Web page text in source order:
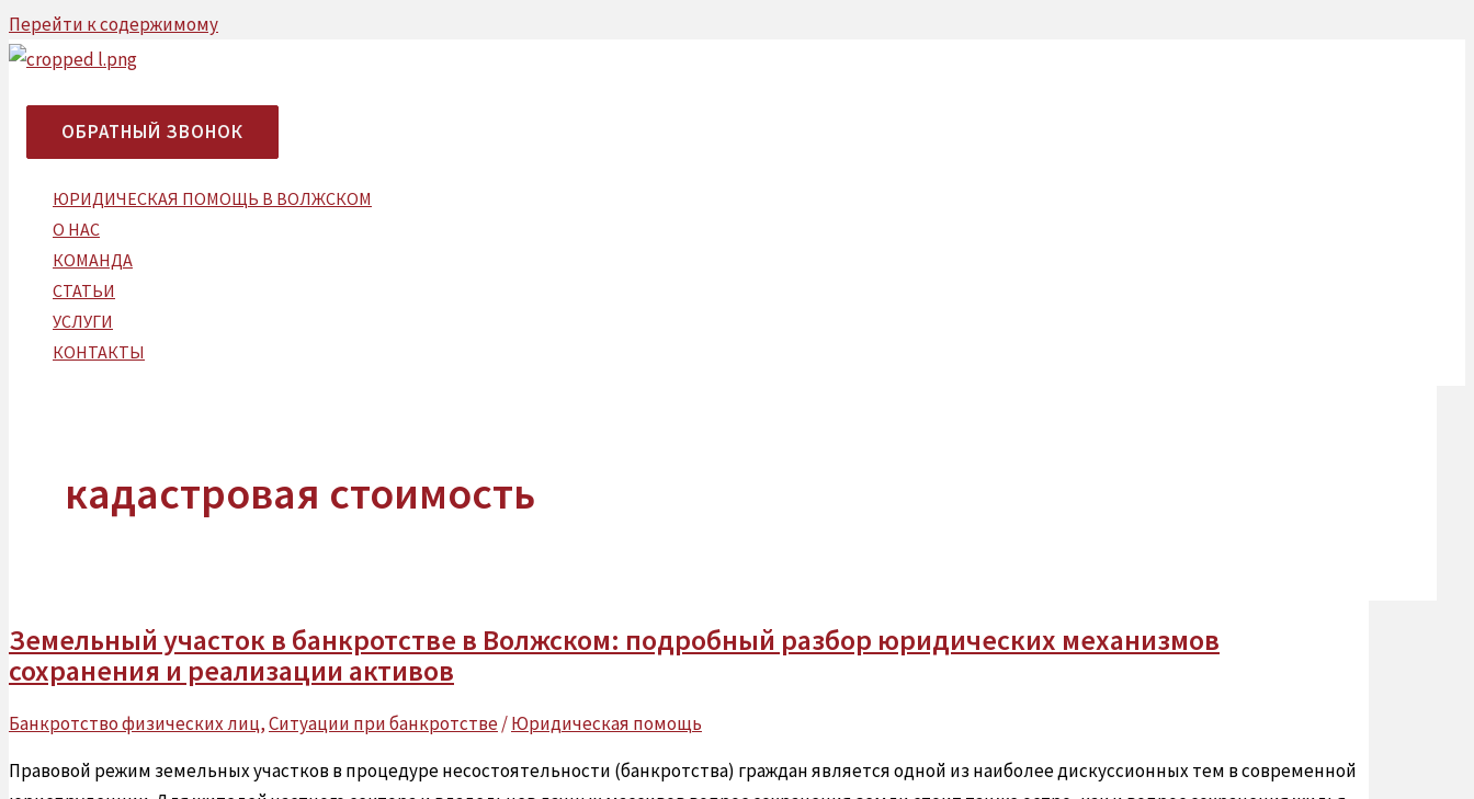
Перейти к содержимому
ОБРАТНЫЙ ЗВОНОК
ЮРИДИЧЕСКАЯ ПОМОЩЬ В ВОЛЖСКОМ​
О НАС
КОМАНДА
СТАТЬИ
УCЛУГИ
КОНТАКТЫ
кадастровая стоимость
Земельный участок в банкротстве в Волжском: подробный разбор юридических механизмов
сохранения и реализации активов
Банкротство физических лиц,Ситуации при банкротстве/Юридическая помощь
Правовой режим земельных участков в процедуре несостоятельности (банкротства) граждан является одной из наиболее дискуссионных тем в современной